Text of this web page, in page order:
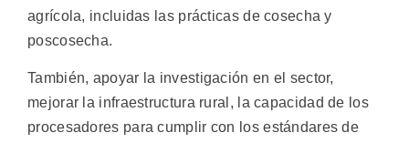
agrícola, incluidas las prácticas de cosecha y
poscosecha.
También, apoyar la investigación en el sector,
mejorar la infraestructura rural, la capacidad de los
procesadores para cumplir con los estándares de